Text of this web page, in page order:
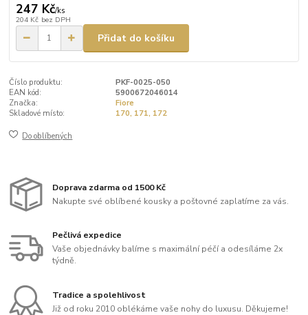
247 Kč/ks
204 Kč bez DPH
Přidat do košíku
Číslo produktu:
PKF-0025-050
EAN kód:
5900672046014
Značka:
Fiore
Skladové místo:
170, 171, 172
Do oblíbených
Doprava zdarma od 1500 Kč
Nakupte své oblíbené kousky a poštovné zaplatíme za vás.
Pečlivá expedice
Vaše objednávky balíme s maximální péčí a odesíláme 2x
týdně.
Tradice a spolehlivost
Již od roku 2010 oblékáme vaše nohy do luxusu. Děkujeme!